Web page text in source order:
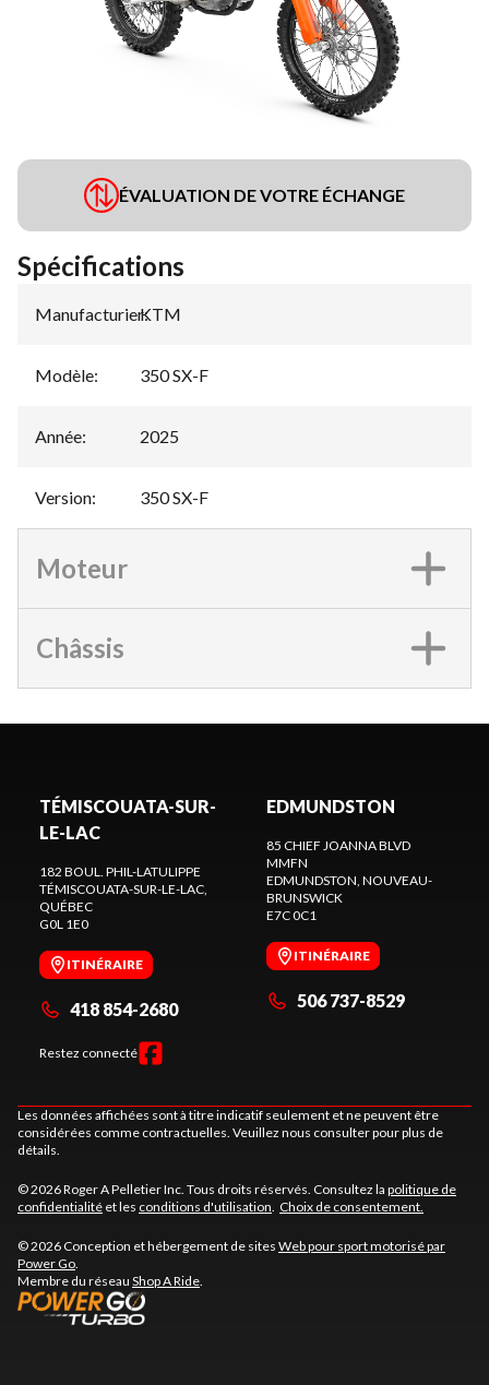
ÉVALUATION DE VOTRE ÉCHANGE
Spécifications
Manufacturier:
KTM
Modèle: 350 SX-F
Année: 2025
Version: 350 SX-F
Moteur
Châssis
TÉMISCOUATA-SUR-
LE-LAC
182 BOUL. PHIL-LATULIPPE
TÉMISCOUATA-SUR-LE-LAC
QUÉBEC
G0L 1E0
ITINÉRAIRE
418 854-2680
Restez connecté
EDMUNDSTON
85 CHIEF JOANNA BLVD
MMFN
EDMUNDSTON , NOUVEAU-
BRUNSWICK
E7C 0C1
ITINÉRAIRE
506 737-8529
Les données affichées sont à titre indicatif seulement et ne peuvent être
considérées comme contractuelles. Veuillez nous consulter pour plus de
détails.
© 2026 Roger A Pelletier Inc. Tous droits réservés. Consultez la politique de
confidentialité et les conditions d'utilisation Choix de consentement.
© 2026 Conception et hébergement de sites Web pour sport motorisé par
Power Go
Membre du réseau Shop A Ride